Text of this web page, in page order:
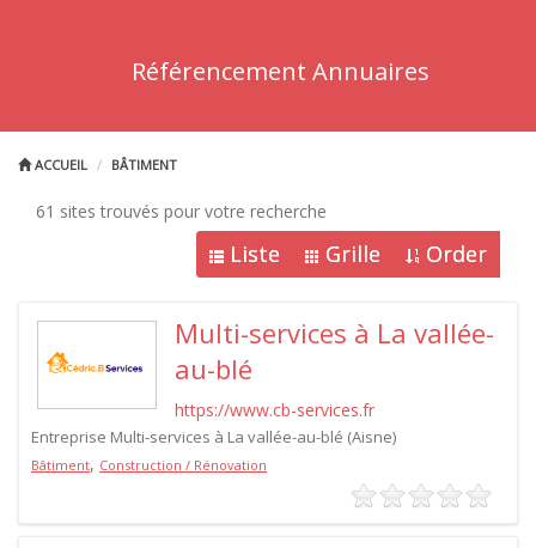
Référencement Annuaires
ACCUEIL BÂTIMENT
61 sites trouvés pour votre recherche
Liste Grille Order
Multi-services à La vallée-
au-blé
https://www.cb-services.fr
Entreprise Multi-services à La vallée-au-blé (Aisne)
Bâtiment, Construction / Rénovation